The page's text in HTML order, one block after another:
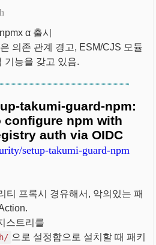
α 출시
의존 관계 경고, ESM/CJS 모듈
기능을 갖고 있음.
takumi-guard-npm:
configure npm with
auth via OIDC
setup-takumi-guard-npm
티 프록시 경유해서, 악의있는 패
스트리를
으로 설정함으로 설치할 때 패키